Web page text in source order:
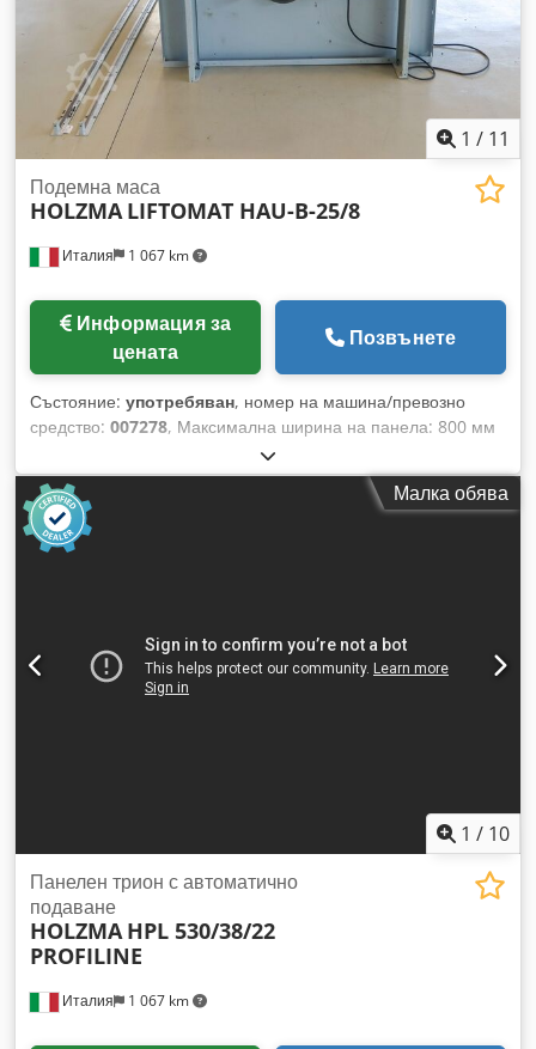
1 / 11
Италия 1 067 km
Подемна маса
HOLZMA LIFTOMAT HAU-B-25/8
Информация за
цената
Позвънете
Състояние: употребяван, номер на машина/превозно
средство: 007278, Максимална ширина на панела: 800 мм
Максимална дължина на панела: 2500 мм Максимална
височина на стека с панели над пода: 1650 мм Dedpfxjt H
Txqs Aa Tokr Повдигаща капацитет: 4500 кг
Малка обява
1 / 10
Италия 1 067 km
Панелен трион с автоматично
подаване
HOLZMA HPL 530/38/22
PROFILINE